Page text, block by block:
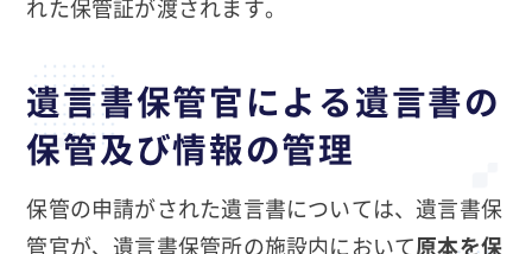
れた保管証が渡されます。
遺言書保管官による遺言書の
保管及び情報の管理
保管の申請がされた遺言書については、遺言書保
管官が、遺言書保管所の施設内において原本を保